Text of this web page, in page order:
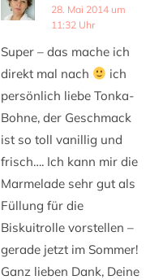
28. Mai 2014 um
11:32 Uhr
Super – das mache ich
direkt mal nach
ich
persönlich liebe Tonka-
Bohne, der Geschmack
ist so toll vanillig und
frisch…. Ich kann mir die
Marmelade sehr gut als
Füllung für die
Biskuitrolle vorstellen –
gerade jetzt im Sommer!
Ganz lieben Dank, Deine